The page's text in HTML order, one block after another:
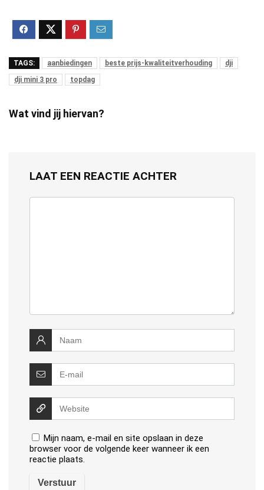
TAGS: aanbiedingen beste prijs-kwaliteitverhouding
dji
dji mini 3 pro
topdag
Wat vind jij hiervan?
LAAT EEN REACTIE ACHTER
Mijn naam, e-mail en site opslaan in deze
browser voor de volgende keer wanneer ik een
reactie plaats.